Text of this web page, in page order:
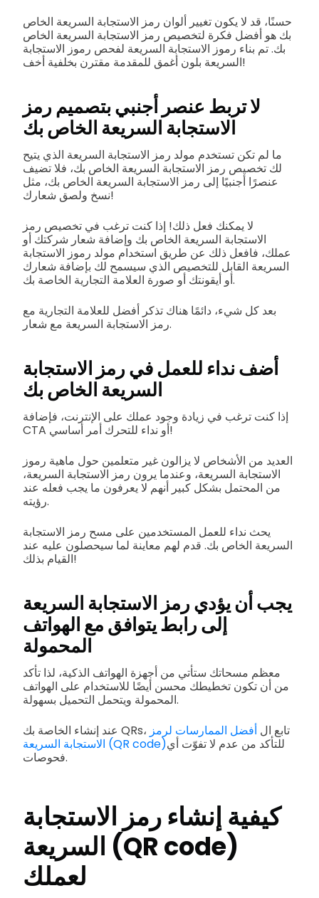
حسنًا، قد لا يكون تغيير ألوان رمز الاستجابة السريعة الخاص
بك هو أفضل فكرة لتخصيص رمز الاستجابة السريعة الخاص
بك. تم بناء رموز الاستجابة السريعة لفحص رموز الاستجابة
السريعة بلون أغمق للمقدمة مقترن بخلفية أخف!
لا تربط عنصر أجنبي بتصميم رمز
الاستجابة السريعة الخاص بك
ما لم تكن تستخدم مولد رمز الاستجابة السريعة الذي يتيح
لك تخصيص رمز الاستجابة السريعة الخاص بك، فلا تضيف
عنصرًا أجنبيًا إلى رمز الاستجابة السريعة الخاص بك، مثل
نسخ ولصق شعارك!
لا يمكنك فعل ذلك! إذا كنت ترغب في تخصيص رمز
الاستجابة السريعة الخاص بك وإضافة شعار شركتك أو
عملك، فافعل ذلك عن طريق استخدام مولد رموز الاستجابة
السريعة القابل للتخصيص الذي سيسمح لك بإضافة شعارك
أو أيقونتك أو صورة العلامة التجارية الخاصة بك.
بعد كل شيء، دائمًا هناك تذكر أفضل للعلامة التجارية مع
رمز الاستجابة السريعة مع شعار.
أضف نداء للعمل في رمز الاستجابة
السريعة الخاص بك
إذا كنت ترغب في زيادة وجود عملك على الإنترنت، فإضافة
CTA أو نداء للتحرك أمر أساسي!
العديد من الأشخاص لا يزالون غير متعلمين حول ماهية رموز
الاستجابة السريعة، وعندما يرون رمز الاستجابة السريعة،
من المحتمل بشكل كبير أنهم لا يعرفون ما يجب فعله عند
رؤيته.
يحث نداء للعمل المستخدمين على مسح رمز الاستجابة
السريعة الخاص بك. قدم لهم معاينة لما سيحصلون عليه عند
القيام بذلك!
يجب أن يؤدي رمز الاستجابة السريعة
إلى رابط يتوافق مع الهواتف
المحمولة
معظم مسحاتك ستأتي من أجهزة الهواتف الذكية، لذا تأكد
من أن تكون تخطيطك محسن أيضًا للاستخدام على الهواتف
المحمولة ويتحمل التحميل بسهولة.
QRs، تابع ال أفضل الممارسات لرمز
الاستجابة السريعة (QR code)
للتأكد من عدم لا تفوّت أي
فحوصات.
كيفية إنشاء رمز الاستجابة
السريعة (QR code)
لعملك